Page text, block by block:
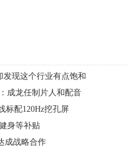
现这个行业有点饱和
成龙任制片人和配音
标配120Hz挖孔屏
身等补贴
成战略合作